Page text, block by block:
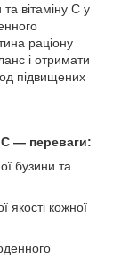
вітаміну C у
раціону
і отримати
підвищених
— переваги:
бузини та
якості кожної